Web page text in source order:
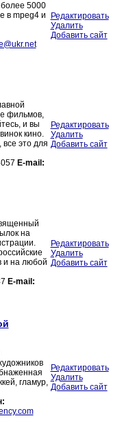
5000
в mpeg4 и
Редактировать
Удалить
Добавить сайт
фильмов,
и вы
кино.
это для
E-mail:
Редактировать
Удалить
Добавить сайт
на
и на любой
E-mail:
Редактировать
Удалить
Добавить сайт
гламур,
Редактировать
Удалить
Добавить сайт